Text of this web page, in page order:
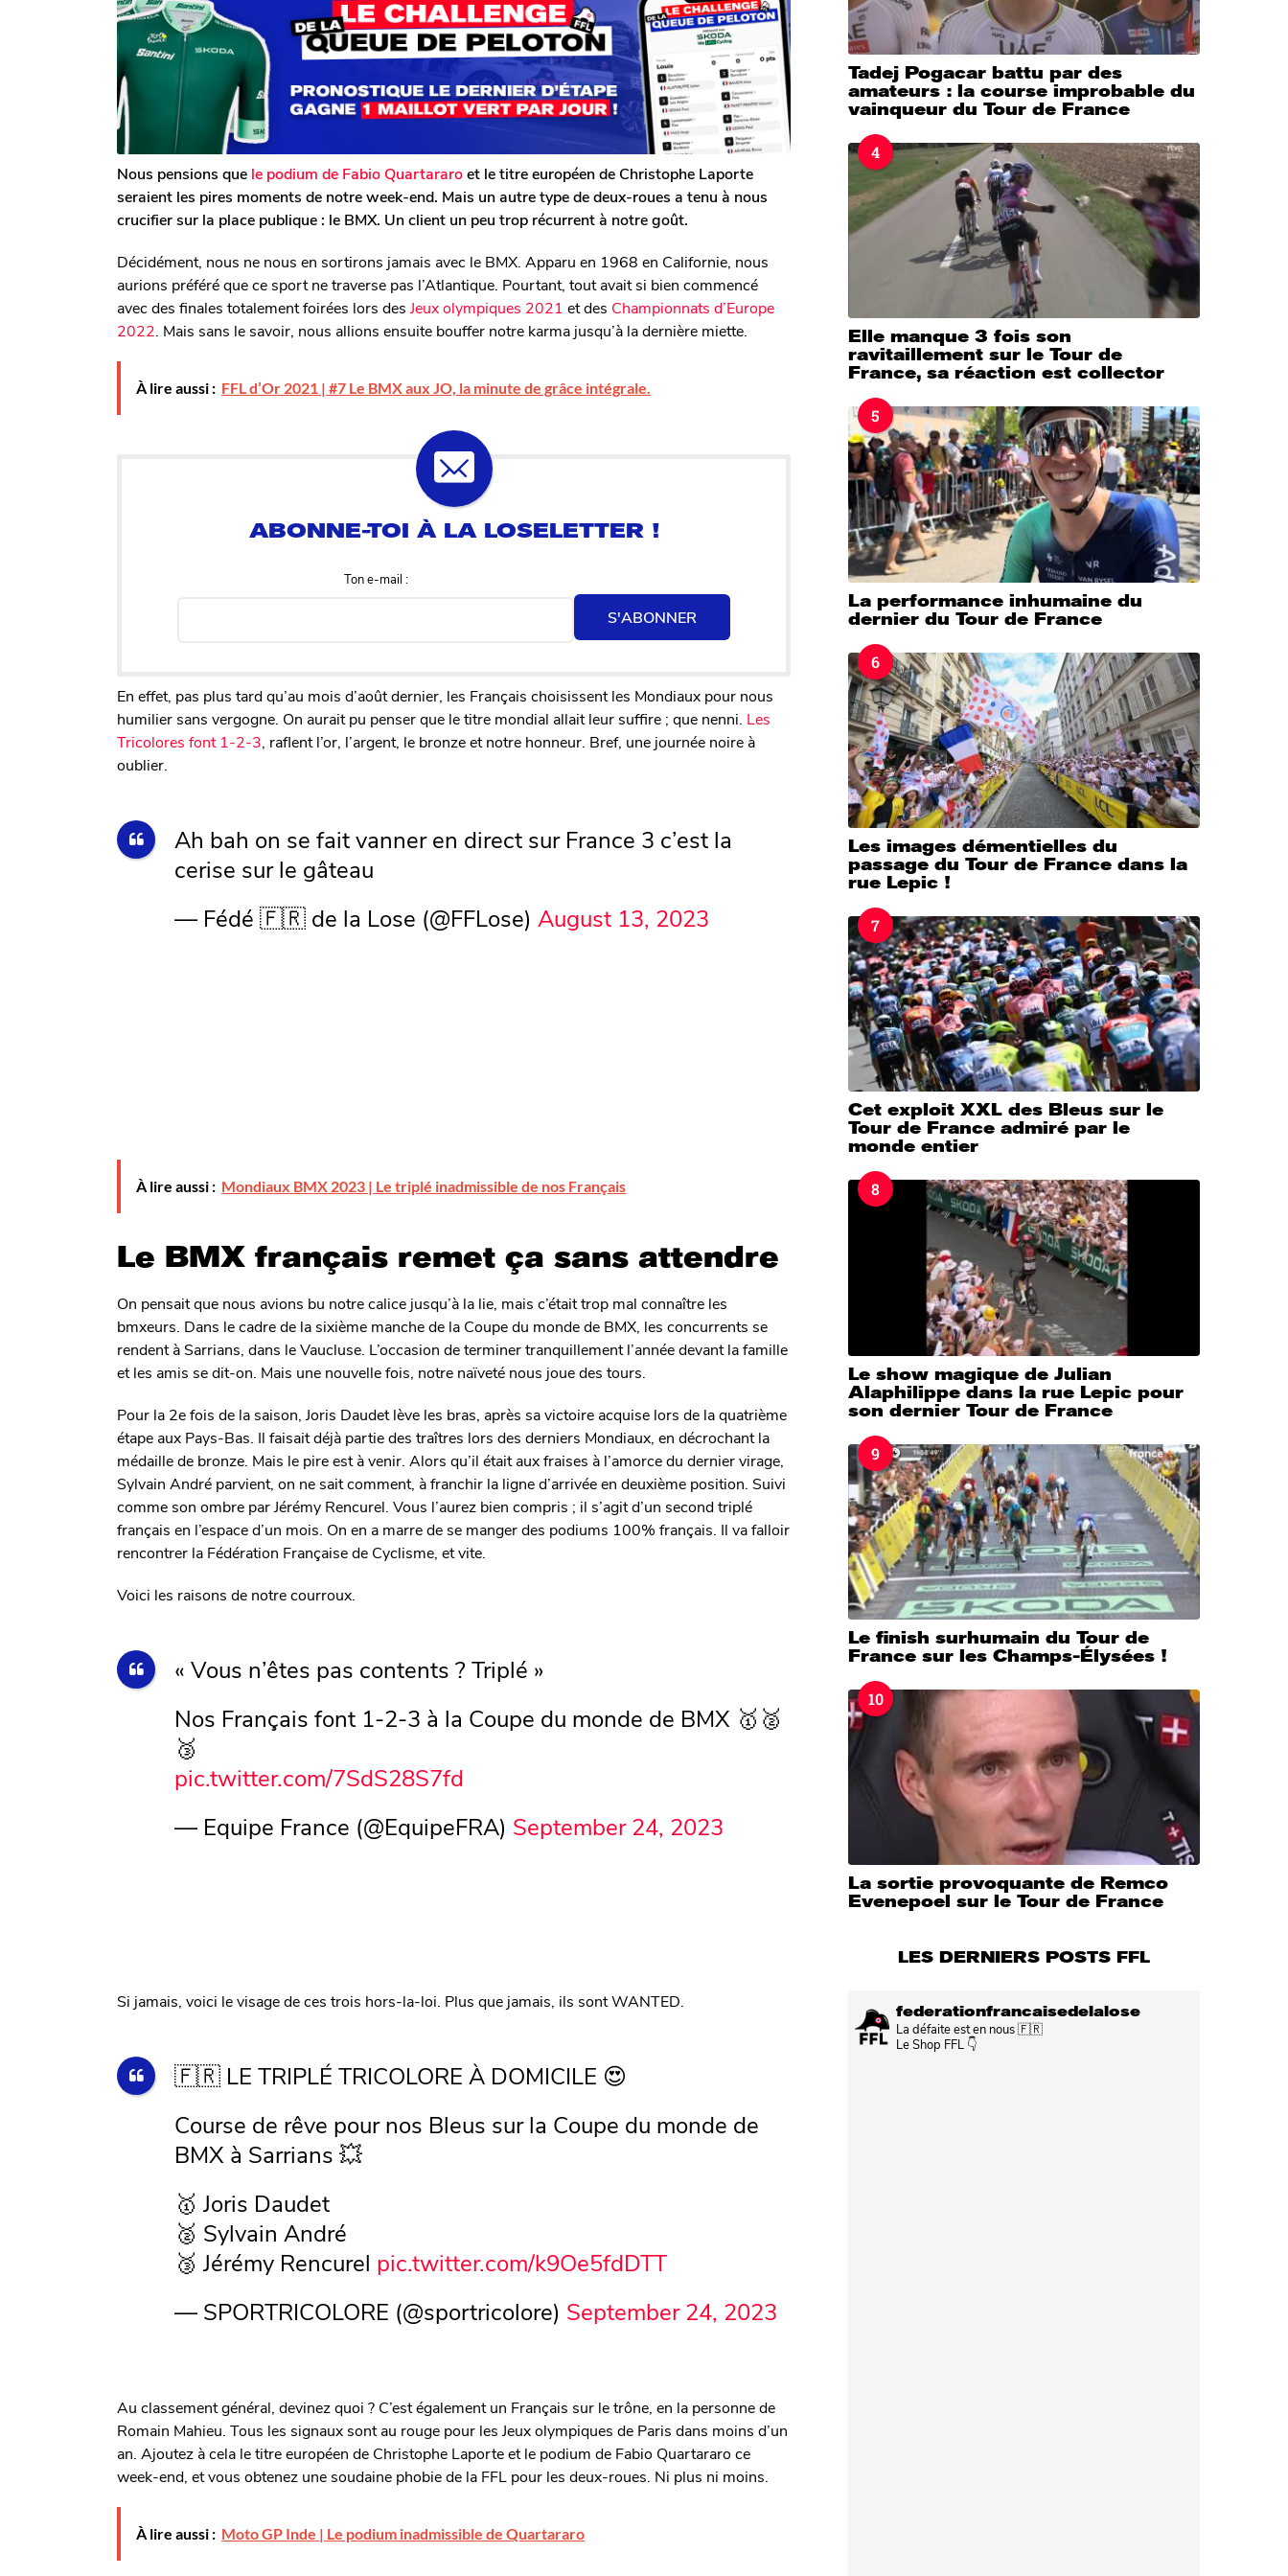
s
a
g
o
o
m
G
a
l
e
r
o
n
a
o
Nous pensions que le podium de Fabio Quartararoet le titre européen de Christophe Laporte
seraient les pires moments de notre week-end. Mais un autre type de deux-roues a tenu à nous
crucifier sur la place publique : le BMX. Un client un peu trop récurrent à notre goût.
Décidément, nous ne nous en sortirons jamais avec le BMX. Apparu en 1968 en Californie, nous
aurions préféré que ce sport ne traverse pas l’Atlantique. Pourtant, tout avait si bien commencé
avec des finales totalement foirées lors des Jeux olympiques 2021 et des Championnats d’Europe
2022 . Mais sans le savoir, nous allions ensuite bouffer notre karma jusqu’à la dernière miette.
À lire aussi : FFL d’Or 2021 | #7 Le BMX aux JO, la minute de grâce intégrale.
Ton e-mail :
S'ABONNER
En effet, pas plus tard qu’au mois d’août dernier, les Français choisissent les Mondiaux pour nous
humilier sans vergogne. On aurait pu penser que le titre mondial allait leur suffire ; que nenni. Les
Tricolores font 1-2-3 , raflent l’or, l’argent, le bronze et notre honneur. Bref, une journée noire à
oublier.
Ah bah on se fait vanner en direct sur France 3 c’est la
cerise sur le gâteau
— Fédé 🇫🇷 de la Lose (@FFLose) August 13, 2023
À lire aussi : Mondiaux BMX 2023 | Le triplé inadmissible de nos Français
Le BMX français remet ça sans attendre
On pensait que nous avions bu notre calice jusqu’à la lie, mais c’était trop mal connaître les
bmxeurs. Dans le cadre de la sixième manche de la Coupe du monde de BMX, les concurrents se
rendent à Sarrians, dans le Vaucluse. L’occasion de terminer tranquillement l’année devant la famille
et les amis se dit-on. Mais une nouvelle fois, notre naïveté nous joue des tours.
Pour la 2e fois de la saison, Joris Daudet lève les bras, après sa victoire acquise lors de la quatrième
étape aux Pays-Bas. Il faisait déjà partie des traîtres lors des derniers Mondiaux, en décrochant la
médaille de bronze. Mais le pire est à venir. Alors qu’il était aux fraises à l’amorce du dernier virage,
Sylvain André parvient, on ne sait comment, à franchir la ligne d’arrivée en deuxième position. Suivi
comme son ombre par Jérémy Rencurel. Vous l’aurez bien compris ; il s’agit d’un second triplé
français en l’espace d’un mois. On en a marre de se manger des podiums 100% français. Il va falloir
rencontrer la Fédération Française de Cyclisme, et vite.
Voici les raisons de notre courroux.
« Vous n’êtes pas contents ? Triplé »
Nos Français font 1-2-3 à la Coupe du monde de BMX 🥇🥈
🥉
pic.twitter.com/7SdS28S7fd
— Equipe France (@EquipeFRA) September 24, 2023
Si jamais, voici le visage de ces trois hors-la-loi. Plus que jamais, ils sont WANTED.
🇫🇷 LE TRIPLÉ TRICOLORE À DOMICILE 😍
Course de rêve pour nos Bleus sur la Coupe du monde de
BMX à Sarrians 💥
🥇 Joris Daudet
🥈 Sylvain André
🥉 Jérémy Rencurel pic.twitter.com/k9Oe5fdDTT
— SPORTRICOLORE (@sportricolore) September 24, 2023
Au classement général, devinez quoi ? C’est également un Français sur le trône, en la personne de
Romain Mahieu. Tous les signaux sont au rouge pour les Jeux olympiques de Paris dans moins d’un
an. Ajoutez à cela le titre européen de Christophe Laporte et le podium de Fabio Quartararo ce
week-end, et vous obtenez une soudaine phobie de la FFL pour les deux-roues. Ni plus ni moins.
À lire aussi : Moto GP Inde | Le podium inadmissible de Quartararo
Tadej Pogacar battu par des
amateurs : la course improbable du
vainqueur du Tour de France
4
Elle manque 3 fois son
ravitaillement sur le Tour de
France, sa réaction est collector
5
La performance inhumaine du
dernier du Tour de France
6
Les images démentielles du
passage du Tour de France dans la
rue Lepic !
7
Cet exploit XXL des Bleus sur le
Tour de France admiré par le
monde entier
8
Le show magique de Julian
Alaphilippe dans la rue Lepic pour
son dernier Tour de France
9
Le finish surhumain du Tour de
France sur les Champs-Élysées !
10
La sortie provoquante de Remco
Evenepoel sur le Tour de France
LES DERNIERS POSTS FFL
federationfrancaisedelalose
La défaite est en nous 🇫🇷
Le Shop FFL 👇